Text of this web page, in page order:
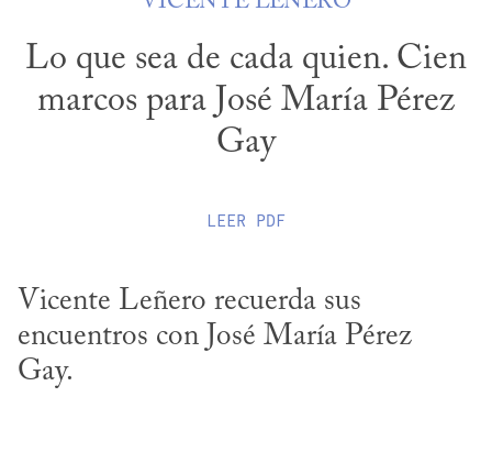
Lo que sea de cada quien. Cien
marcos para José María Pérez
Gay
LEER PDF
Vicente Leñero recuerda sus
encuentros con José María Pérez
Gay.